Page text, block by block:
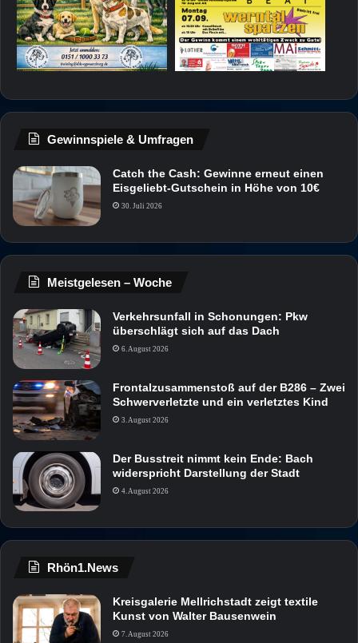
Gewinnspiele & Umfragen
Catch the Cash: Gewinne erneut einen
Eisgeliebt-Gutschein in Höhe von 10€
30. Juli 2026
Meistgelesen – Woche
Verkehrsunfall in Schonungen: Pkw
überschlägt sich auf das Dach
6. August 2026
Frontalzusammenstoß auf der B286 – Zwei
Schwerverletzte und ein verletztes Kind
3. August 2026
Der Busstreit nimmt kein Ende: Bach
widerspricht Darstellung der Stadt
4. August 2026
Rhön1.News
Kreisgalerie Mellrichstadt zeigt textile
Kunst von Walter Bausenwein
7. August 2026